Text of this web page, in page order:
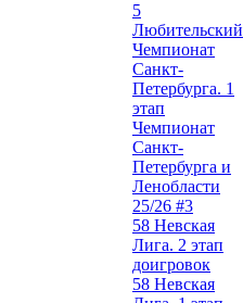
5
Любительский
Чемпионат
Санкт-
Петербурга. 1
этап
Чемпионат
Санкт-
Петербурга и
Ленобласти
25/26 #3
58 Невская
Лига. 2 этап
доигровок
58 Невская